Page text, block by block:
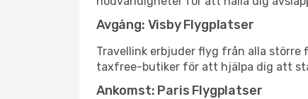
Avgång: Visby Flygplatser
Travellink erbjuder flyg från alla större
taxfree-butiker för att hjälpa dig att
Ankomst: Paris Flygplatser